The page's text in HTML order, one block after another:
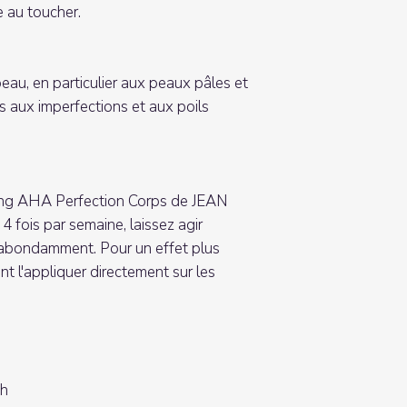
au toucher.
en particulier aux peaux pâles et
aux imperfections et aux poils
AHA Perfection Corps de JEAN
fois par semaine, laissez agir
Pour un effet plus
l'appliquer directement sur les